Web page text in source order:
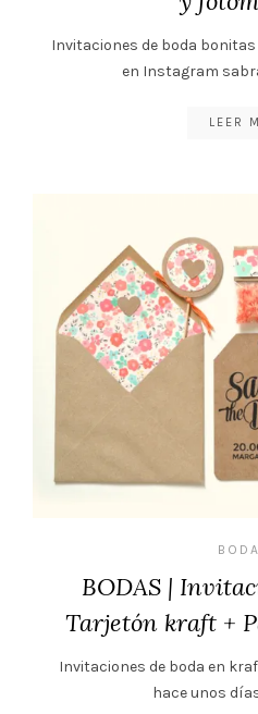
Invitaciones de boda bonitas
en Instagram
LEER
BODAS |
Tarjetón kraft +
Invitaciones de boda en
hace unos